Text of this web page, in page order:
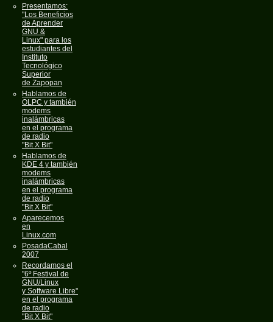
Presentamos:
"Los Beneficios
de Aprender
GNU &
Linux" para los
estudiantes del
Instituto
Tecnológico
Superior
de Zapopan
Hablamos de
OLPC y también
modems
inalámbricas
en el programa
de radio
"Bit X Bit"
Hablamos de
KDE 4 y también
modems
inalámbricas
en el programa
de radio
"Bit X Bit"
Aparecemos
en
Linux.com
PosadaCabal
2007
Recordamos el
"6º Festival de
GNU/Linux
y Software Libre"
en el programa
de radio
"Bit X Bit"